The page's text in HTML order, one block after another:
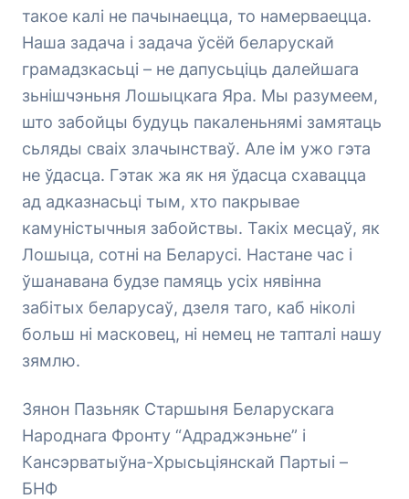
такое калі не пачынаецца, то намерваецца.
Наша задача і задача ўсёй беларускай
грамадзкасьці – не дапусьціць далейшага
зьнішчэньня Лошыцкага Яра. Мы разумеем,
што забойцы будуць пакаленьнямі замятаць
сьляды сваіх злачынстваў. Але ім ужо гэта
не ўдасца. Гэтак жа як ня ўдасца схавацца
ад адказнасьці тым, хто пакрывае
камуністычныя забойствы. Такіх месцаў, як
Лошыца, сотні на Беларусі. Настане час і
ўшанавана будзе памяць усіх нявінна
забітых беларусаў, дзеля таго, каб ніколі
больш ні масковец, ні немец не тапталі нашу
зямлю.
Зянон Пазьняк Старшыня Беларускага
Народнага Фронту “Адраджэньне” і
Кансэрватыўна-Хрысьціянскай Партыі –
БНФ